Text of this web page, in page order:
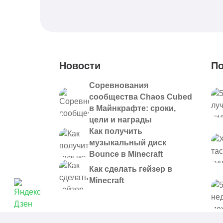
Новости
Соревнования
сообщества Chaos Cubed
в Майнкрафте: сроки,
цели и награды
Как получить
музыкальный диск
Bounce в Minecraft
Как сделать гейзер в
Minecraft